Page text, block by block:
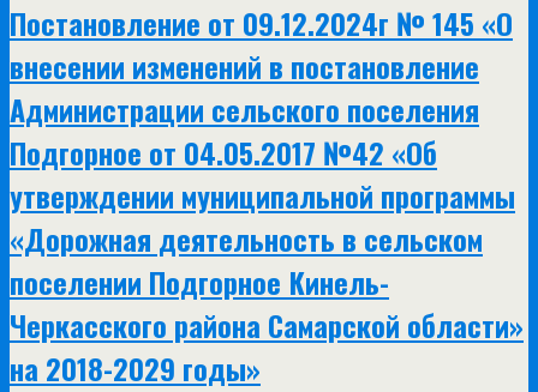
Постановление от 09.12.2024г № 145 «О
внесении изменений в постановление
Администрации сельского поселения
Подгорное от 04.05.2017 №42 «Об
утверждении муниципальной программы
«Дорожная деятельность в сельском
поселении Подгорное Кинель-
Черкасского района Самарской области»
на 2018-2029 годы»